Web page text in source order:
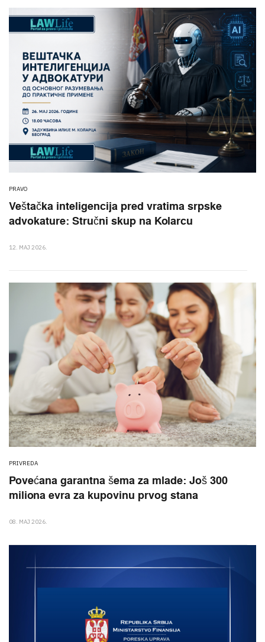
PRAVO
Veštačka inteligencija pred vratima srpske
advokature: Stručni skup na Kolarcu
12. MAJ 2026.
PRIVREDA
Povećana garantna šema za mlade: Još 300
miliona evra za kupovinu prvog stana
08. MAJ 2026.